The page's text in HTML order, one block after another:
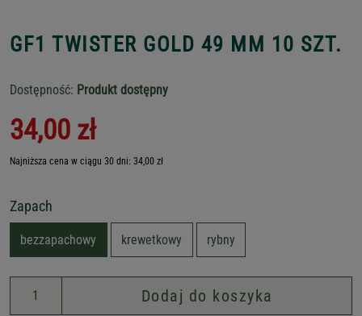
GF1 TWISTER GOLD 49 MM 10 SZT.
Dostępność: Produkt dostępny
34,00 zł
Najniższa cena w ciągu 30 dni: 34,00 zł
Zapach
bezzapachowy krewetkowy rybny
Dodaj do koszyka